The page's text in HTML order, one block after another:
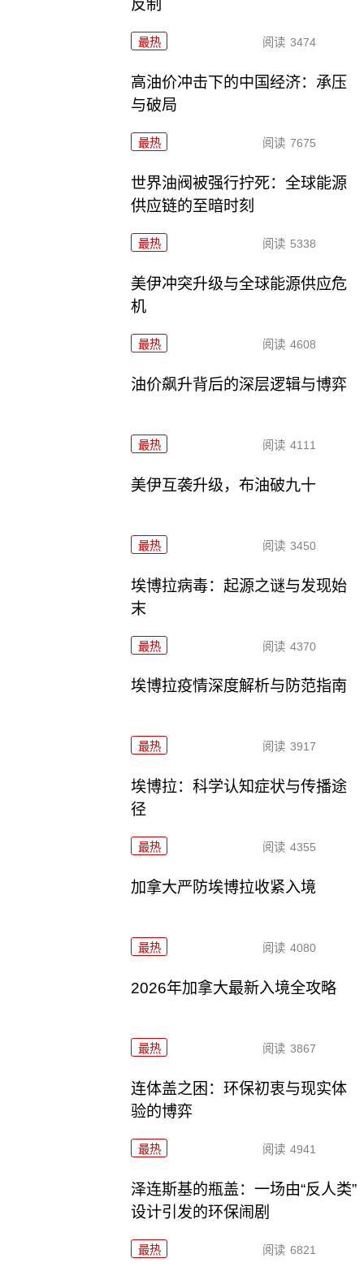
反制
最热 阅读 3474
高油价冲击下的中国经济：承压
与破局
最热 阅读 7675
世界油阀被强行拧死：全球能源
供应链的至暗时刻
最热 阅读 5338
美伊冲突升级与全球能源供应危
机
最热 阅读 4608
油价飙升背后的深层逻辑与博弈
最热 阅读 4111
美伊互袭升级，布油破九十
最热 阅读 3450
埃博拉病毒：起源之谜与发现始
末
最热 阅读 4370
埃博拉疫情深度解析与防范指南
最热 阅读 3917
埃博拉：科学认知症状与传播途
径
最热 阅读 4355
加拿大严防埃博拉收紧入境
最热 阅读 4080
2026年加拿大最新入境全攻略
最热 阅读 3867
连体盖之困：环保初衷与现实体
验的博弈
最热 阅读 4941
泽连斯基的瓶盖：一场由“反人类”
设计引发的环保闹剧
最热 阅读 6821